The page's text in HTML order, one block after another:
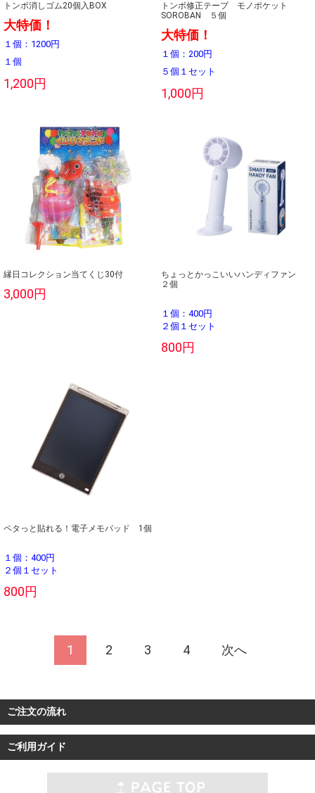
トンボ消しゴム20個入BOX
大特価！
１個：1200円
１個
1,200円
トンボ修正テープ モノポケット
SOROBAN ５個
大特価！
１個：200円
５個１セット
1,000円
縁日コレクション当てくじ30付
3,000円
ちょっとかっこいいハンディファン
２個
１個：400円
２個１セット
800円
ペタっと貼れる！電子メモパッド 1個
１個：400円
２個１セット
800円
1 2 3 4 次へ
ご注文の流れ
ご利用ガイド